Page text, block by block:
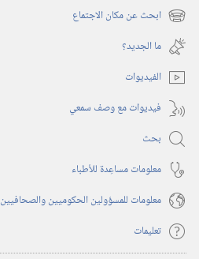
نافذة ابحث عن مكان الاجتماع (يفتح
نافذة
جديدة)
ما الجديد؟‏
الفيديوات
فيديوات مع وصف سمعي
بحث
معلومات مساعِدة للأطباء
معلومات للمسؤولين الحكوميين والصحافيين
تعليمات